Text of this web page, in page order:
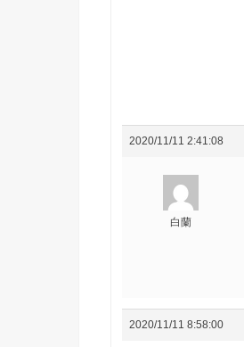
2020/11/11 2:41:08
白蘭
2020/11/11 8:58:00